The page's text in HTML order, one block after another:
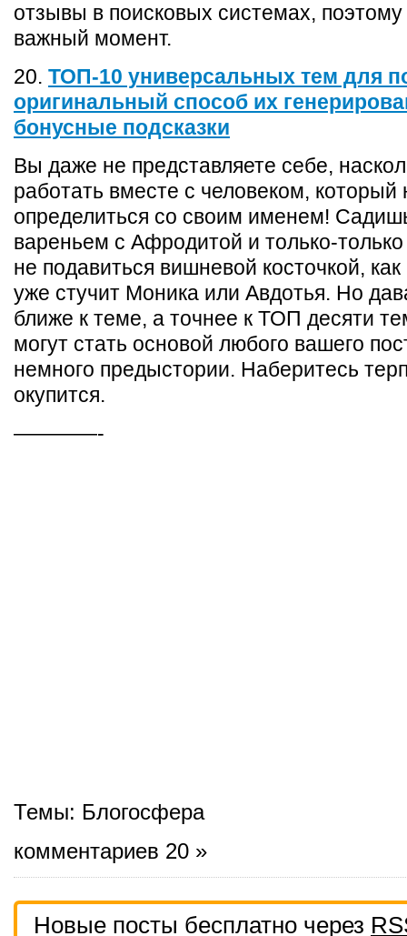
отзывы в поисковых системах, поэтому
важный момент.
20. ТОП-10 универсальных тем для
оригинальный способ их
бонусные подсказки
Вы даже не представляете себе,
работать вместе с человеком, который
определиться со своим именем!
вареньем с Афродитой и только-
не подавиться вишневой косточкой,
уже стучит Моника или Авдотья. Но
ближе к теме, а точнее к ТОП десяти
могут стать основой любого вашего
немного предыстории. Наберитесь
окупится.
————-
Темы: Блогосфера
комментариев 20 »
Новые посты бесплатно через